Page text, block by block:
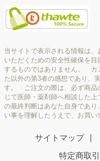
当サイトで表示される情報は
いただくための安全性確保を
するものではありません。 カ
た以外の第3者の感想であり、
す。 ご注文の際は、必ず商品
じて医師・薬剤師へ相談した
の最終判断はあなた自身であ
い事を理解したうえで、お買い
サイトマップ
特定商取